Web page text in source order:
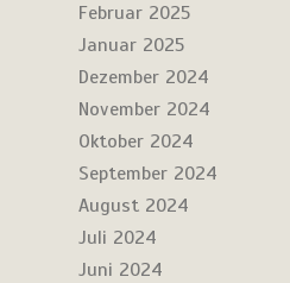
Februar 2025
Januar 2025
Dezember 2024
November 2024
Oktober 2024
September 2024
August 2024
Juli 2024
Juni 2024